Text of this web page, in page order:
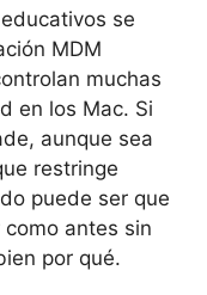
se
MDM
muchas
en los Mac. Si
aunque sea
restringe
puede ser que
antes sin
por qué.